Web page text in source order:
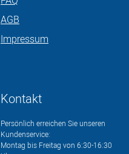
AGB
Impressum
Kontakt
Persönlich erreichen Sie unseren
Kundenservice:
Montag bis Freitag von 6:30-16:30